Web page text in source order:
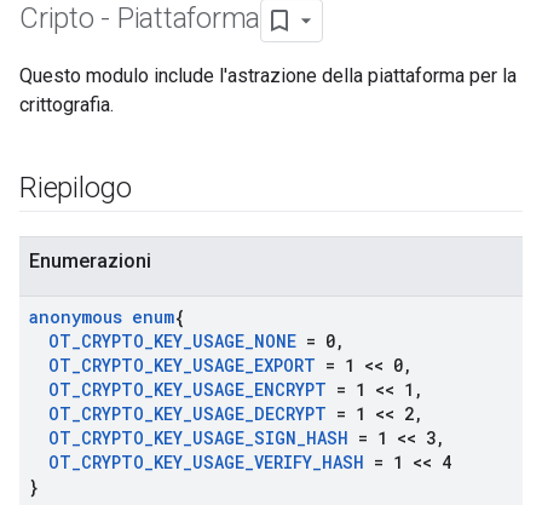
Cripto - Piattaforma
Questo modulo include l'astrazione della piattaforma per la
crittografia.
Riepilogo
Enumerazioni
anonymous enum{
OT_CRYPTO_KEY_USAGE_NONE = 0,
OT_CRYPTO_KEY_USAGE_EXPORT = 1 << 0,
OT_CRYPTO_KEY_USAGE_ENCRYPT = 1 << 1 ,
OT_CRYPTO_KEY_USAGE_DECRYPT = 1 << 2,
OT_CRYPTO_KEY_USAGE_SIGN_HASH = 1 << 3,
OT_CRYPTO_KEY_USAGE_VERIFY_HASH = 1 << 4
}